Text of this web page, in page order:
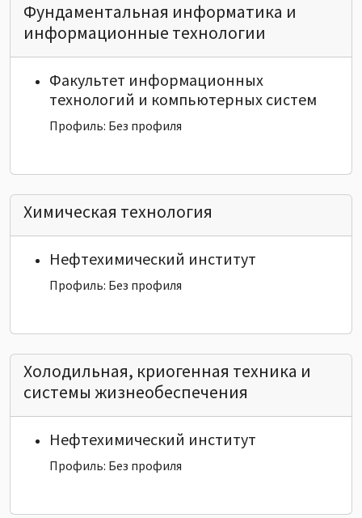
Фундаментальная информатика и
информационные технологии
Факультет информационных
технологий и компьютерных систем
Профиль: Без профиля
Химическая технология
Нефтехимический институт
Профиль: Без профиля
Холодильная, криогенная техника и
системы жизнеобеспечения
Нефтехимический институт
Профиль: Без профиля